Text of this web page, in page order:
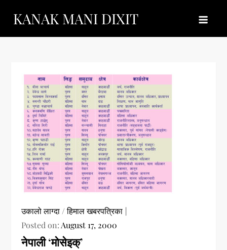
content
KANAK MANI DIXIT
उकालो लाग्दा /हिमाल खबरपत्रिका
Posted on: August 17, 2000
नेपाली ‘मोसेइक्’